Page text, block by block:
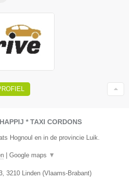
* TAXI CORDONS
Hognoul en in de provincie Luik.
Google maps ▼
, 3210 Linden (Vlaams-Brabant)